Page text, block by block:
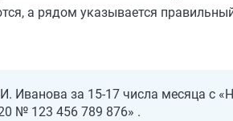
а рядом указывается
Иванова за 15-17 числа месяца с
№ 123 456 789 876» .